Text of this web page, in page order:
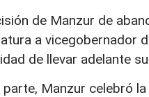
de Manzur de
a vicegobernador
de llevar adelante
parte, Manzur celebró